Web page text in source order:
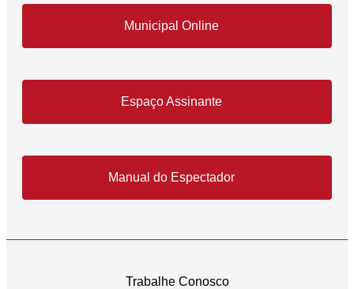
Municipal Online
Espaço Assinante
Manual do Espectador
Trabalhe Conosco